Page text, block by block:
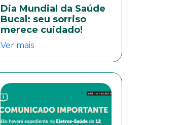
Dia Mundial da Saúde
Bucal: seu sorriso
merece cuidado!
Ver mais